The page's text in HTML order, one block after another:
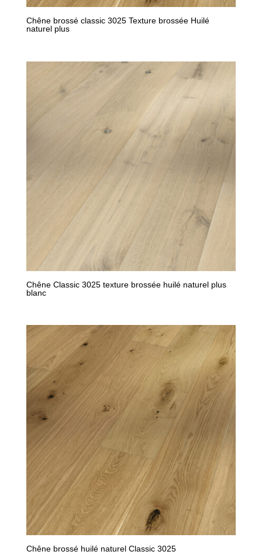
Chêne brossé classic 3025 Texture brossée Huilé
naturel plus
Chêne Classic 3025 texture brossée huilé naturel plus
blanc
Chêne brossé huilé naturel Classic 3025